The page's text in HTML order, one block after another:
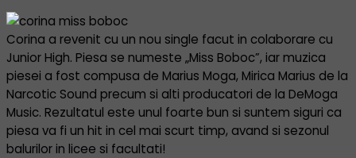
Corina a revenit cu un nou single facut in colaborare cu
Junior High. Piesa se numeste „Miss Boboc”, iar muzica
piesei a fost compusa de Marius Moga, Mirica Marius de la
Narcotic Sound precum si alti producatori de la DeMoga
Music. Rezultatul este unul foarte bun si suntem siguri ca
piesa va fi un hit in cel mai scurt timp, avand si sezonul
balurilor in licee si facultati!